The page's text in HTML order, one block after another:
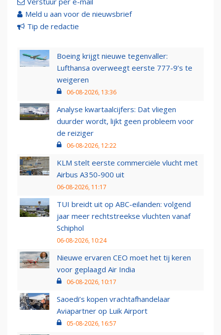
Meld u aan voor de nieuwsbrief
Tip de redactie
Boeing krijgt nieuwe tegenvaller:
Lufthansa overweegt eerste 777-9’s te
weigeren
06-08-2026, 13:36
Analyse kwartaalcijfers: Dat vliegen
duurder wordt, lijkt geen probleem voor
de reiziger
06-08-2026, 12:22
KLM stelt eerste commerciële vlucht met
Airbus A350-900 uit
06-08-2026, 11:17
TUI breidt uit op ABC-eilanden: volgend
jaar meer rechtstreekse vluchten vanaf
Schiphol
06-08-2026, 10:24
Nieuwe ervaren CEO moet het tij keren
voor geplaagd Air India
06-08-2026, 10:17
Saoedi’s kopen vrachtafhandelaar
Aviapartner op Luik Airport
05-08-2026, 16:57